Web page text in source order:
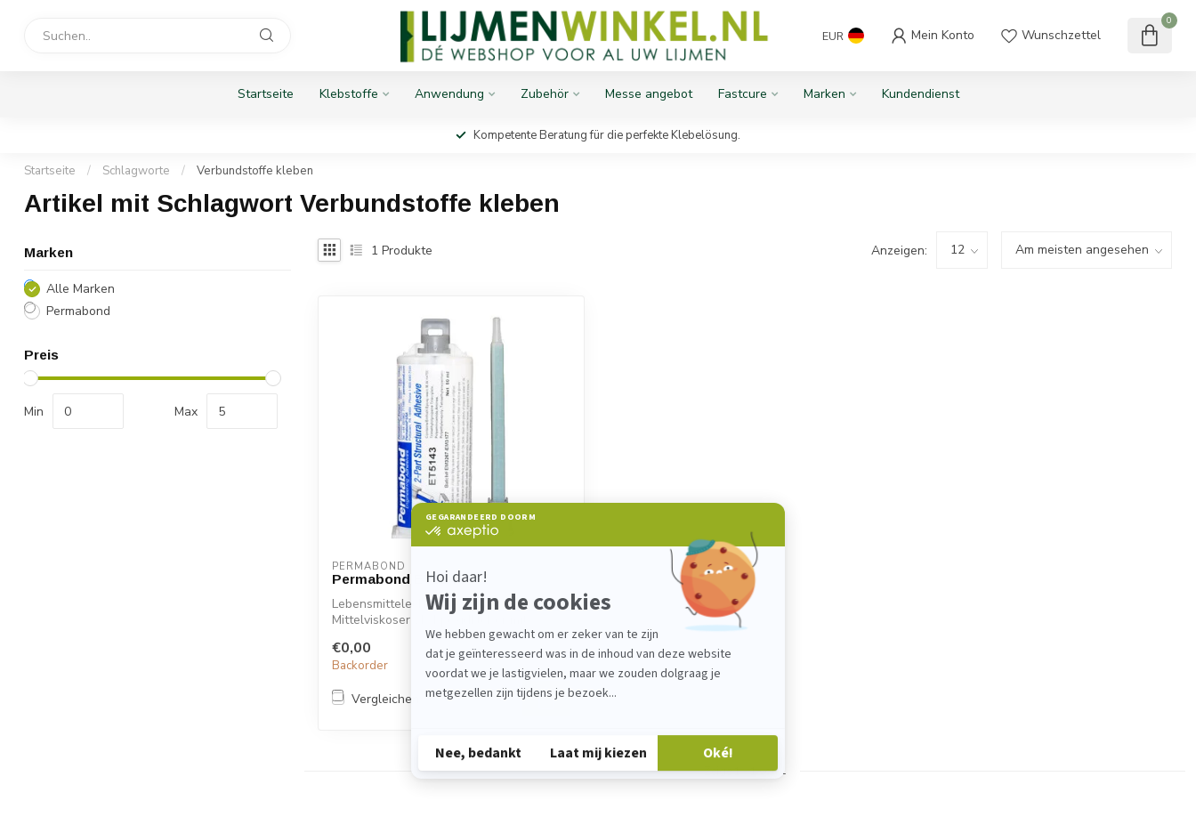
EUR Mein Konto Wunschzettel
0
Startseite Klebstoffe Anwendung Zubehör Messe angebot Fastcure Marken Kundendienst
Kompetente Beratung für die perfekte Klebelösung.
Startseite / Schlagworte / Verbundstoffe kleben
Artikel mit Schlagwort Verbundstoffe kleben
Marken
Alle Marken
Permabond
Preis
Min Max
1 Produkte Anzeigen:
PERMABOND
Permabond ET5143
Lebensmittelecht, FDA-konform.
Mittelviskoser 2K-Epoxidkleber mit
€0,00
Backorder
Vergleichen
Zeige1-1von 1